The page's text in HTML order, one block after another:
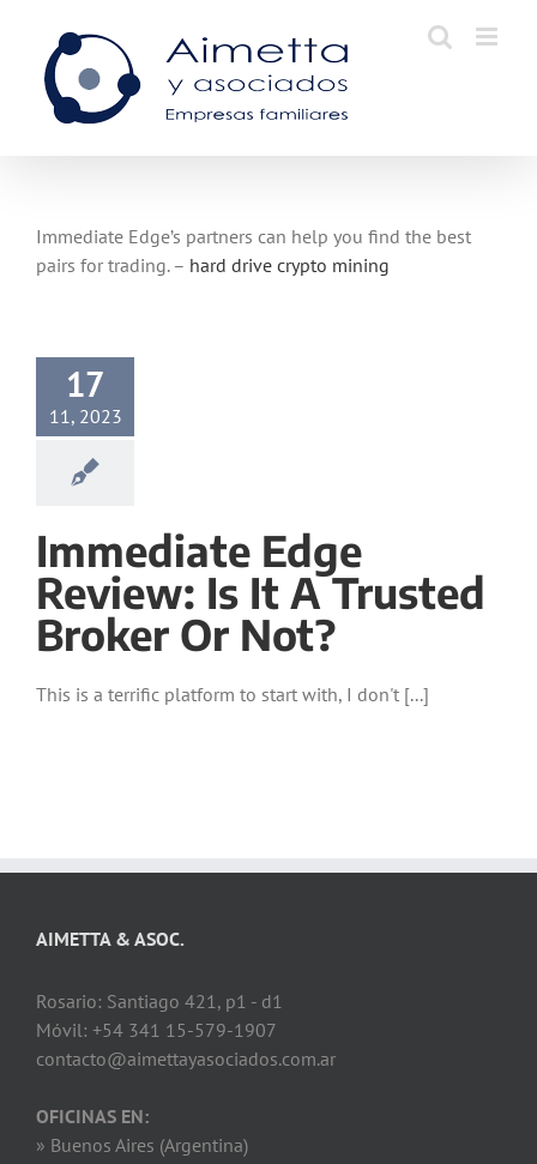
content
Immediate Edge’s partners can help you find the best
pairs for trading. – hard drive crypto mining
17
11, 2023
Immediate Edge
Review: Is It A Trusted
Broker Or Not?
This is a terrific platform to start with, I don't [...]
AIMETTA & ASOC.
Rosario: Santiago 421, p1 - d1
Móvil: +54 341 15-579-1907
contacto@aimettayasociados.com.ar
OFICINAS EN:
» Buenos Aires (Argentina)